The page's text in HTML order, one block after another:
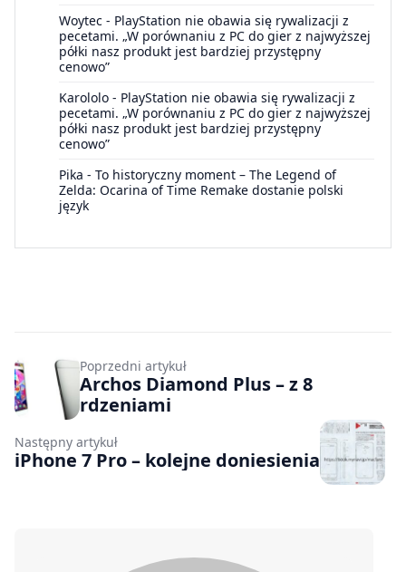
Woytec - PlayStation nie obawia się rywalizacji z
pecetami. „W porównaniu z PC do gier z najwyższej
półki nasz produkt jest bardziej przystępny
cenowo”
Karololo - PlayStation nie obawia się rywalizacji z
pecetami. „W porównaniu z PC do gier z najwyższej
półki nasz produkt jest bardziej przystępny
cenowo”
Pika - To historyczny moment – The Legend of
Zelda: Ocarina of Time Remake dostanie polski
język
Poprzedni artykuł
Archos Diamond Plus – z 8
rdzeniami
Następny artykuł
iPhone 7 Pro – kolejne doniesienia